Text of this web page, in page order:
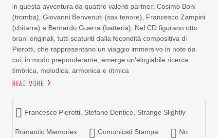
in questa avventura da quattro valenti partner: Cosimo Boni
(tromba), Giovanni Benvenuti (sax tenore), Francesco Zampini
(chitarra) e Bernardo Guerra (batteria). Nel CD figurano otto
brani originali, tutti scaturiti dalla fecondità compositiva di
Pierotti, che rappresentano un viaggio immersivo in note da
cui, in modo preponderante, emerge un’elogiabile ricerca
timbrica, melodica, armonica e ritmica
READ MORE
Francesco Pierotti Stefano Dentice Strange Slightly
Romantic Memories Comunicati Stampa
No